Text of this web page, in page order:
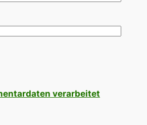
verarbeitet